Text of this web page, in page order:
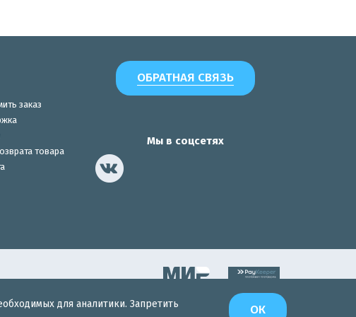
для аналитики. Запретить
ОК
заказ
товара
ОБРАТНАЯ СВЯЗЬ
Мы в соцсетях
Разработка сайта